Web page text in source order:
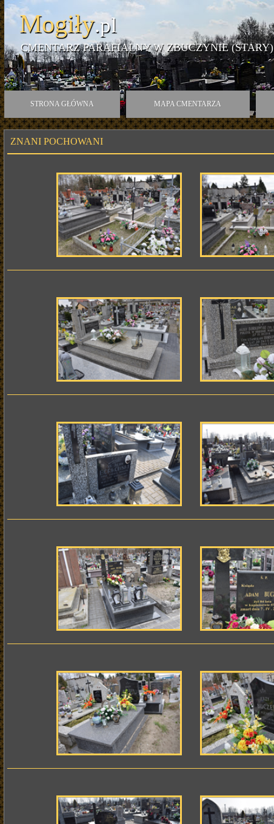
Mogiły.pl
CMENTARZ PARAFIALNY W ZBUCZYNIE (STARY)
STRONA GŁÓWNA MAPA CMENTARZA
ZNANI POCHOWANI